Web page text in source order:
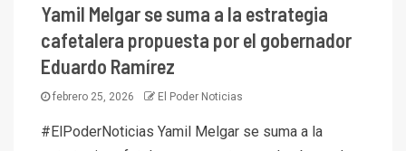
Yamil Melgar se suma a la estrategia
cafetalera propuesta por el gobernador
Eduardo Ramírez
febrero 25, 2026 El Poder Noticias
#ElPoderNoticias Yamil Melgar se suma a la